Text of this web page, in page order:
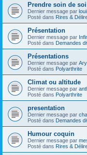
Prendre soin de
Dernier message par
Posté dans Rires &
Présentation
Dernier message par
Posté dans Demandes
Présentations
Dernier message par
Posté dans Polyarthrite
Climat ou altitude
Dernier message par
Posté dans Polyarthrite
presentation
Dernier message par
Posté dans Demandes
Humour coquin
Dernier message par
Posté dans Rires &